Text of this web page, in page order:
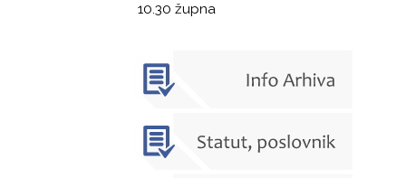
10.30 župna